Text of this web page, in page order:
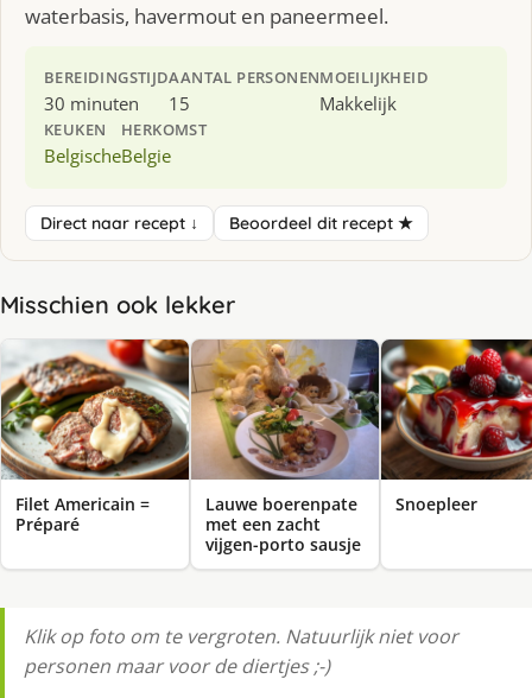
waterbasis, havermout en paneermeel.
BEREIDINGSTIJD
30 minuten
AANTAL PERSONEN
15
MOEILIJKHEID
Makkelijk
KEUKEN
Belgische
HERKOMST
Belgie
Direct naar recept ↓ Beoordeel dit recept ★
Misschien ook lekker
Filet Americain =
Préparé
Lauwe boerenpate
met een zacht
vijgen-porto sausje
Snoepleer
Klik op foto om te vergroten. Natuurlijk niet voor
personen maar voor de diertjes ;-)